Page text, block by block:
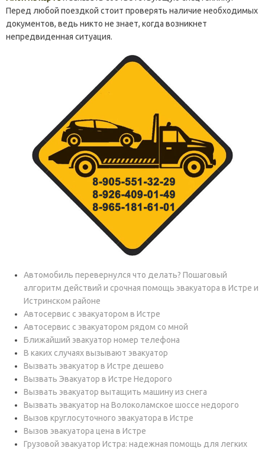
Перед любой поездкой стоит проверять наличие необходимых
документов, ведь никто не знает, когда возникнет
непредвиденная ситуация.
Автомобиль перевернулся что делать? Пошаговый
алгоритм действий и срочная помощь эвакуатора в Истре и
Истринском районе
Автосервис с эвакуатором в Истре
Автосервис с эвакуатором рядом со мной
Ближайший эвакуатор номер телефона
В каких случаях вызывают эвакуатор
Вызвать эвакуатор в Истре дешево
Вызвать Эвакуатор в Истре Недорого
Вызвать эвакуатор вытащить машину из снега
Вызвать эвакуатор на Волоколамское шоссе недорого
Вызов круглосуточного эвакуатора в Истре
Вызов эвакуатора цена в Истре
Грузовой эвакуатор Истра: надежная помощь для легких